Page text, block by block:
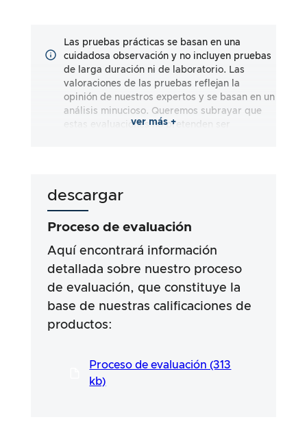
Las pruebas prácticas se basan en una
cuidadosa observación y no incluyen pruebas
de larga duración ni de laboratorio. Las
valoraciones de las pruebas reflejan la
opinión de nuestros expertos y se basan en un
análisis minucioso. Queremos subrayar que
estas evaluaciones no pretenden ser
alguna por la exactitud o integridad de los
señalar que nuestras pruebas no se basan en
requisitos legales, efectos médicos o
ingredientes específicos de los productos.
y la información facilitada por los fabricantes,
pero el uso de la información corre siempre
por su cuenta y riesgo. Nuestros esfuerzos
de pruebas serio y exhaustivo, que se ha
profesional en estrecha colaboración con
nuestros expertos.
ver más +
descargar
Proceso de evaluación
Aquí encontrará información
detallada sobre nuestro proceso
de evaluación, que constituye la
base de nuestras calificaciones de
productos:
Proceso de evaluación (313
kb)